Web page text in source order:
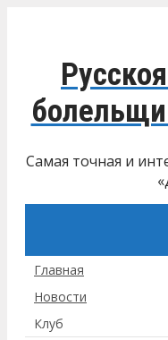
Самая точная и
Главная
Новости
Клуб